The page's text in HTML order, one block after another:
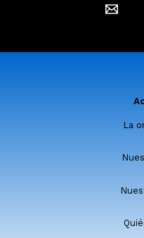
La